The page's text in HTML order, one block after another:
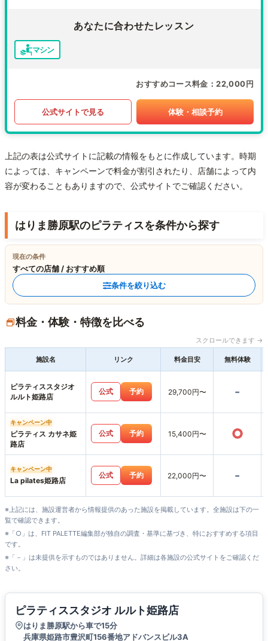
あなたに合わせたレッスン
マシン
おすすめコース料金 22,000円
公式サイトで見る 体験・相談予約
上記の表は公式サイトに記載の情報をもとに作成しています。時期
によっては、キャンペーンで料金が割引されたり、店舗によって内
容が変わることもありますので、公式サイトでご確認ください。
はりま勝原駅のピラティスを条件から探す
現在の条件
すべての店舗 / おすすめ順
条件を絞り込む
料金・体験・特徴を比べる
スクロールできます →
施設名 リンク 料金目安 無料体験
ピラティススタジオ
ルルト姫路店
公式 予約 29,700円〜 -
キャンペーン中
ピラティス カサネ姫
路店
公式 予約 15,400円〜 ○
キャンペーン中
La pilates姫路店
公式 予約 22,000円〜 -
※上記には、施設運営者から情報提供のあった施設を掲載しています。全施設は下の一
覧で確認できます。
※「○」は、FIT PALETTE編集部が独自の調査・基準に基づき、特におすすめする項目
です。
※「－」は未提供を示すものではありません。詳細は各施設の公式サイトをご確認くだ
さい。
ピラティススタジオ ルルト姫路店
はりま勝原駅から車で15分
兵庫県姫路市豊沢町156番地アドバンスビル3A